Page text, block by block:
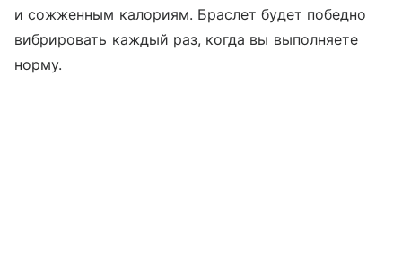
и сожженным калориям. Браслет будет победно
вибрировать каждый раз, когда вы выполняете
норму.